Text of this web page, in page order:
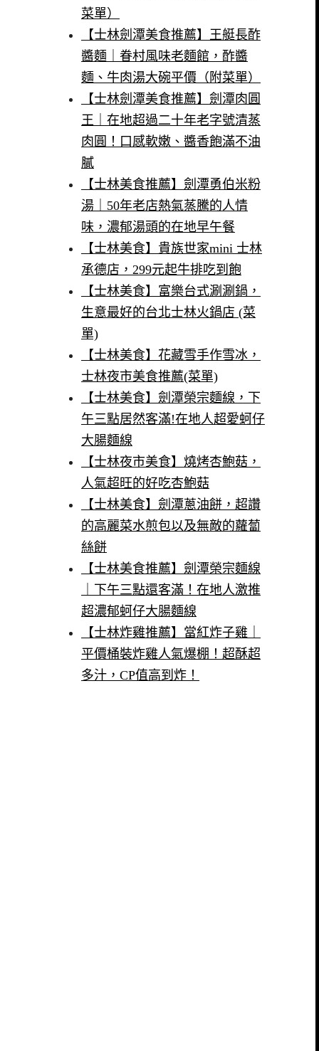
菜單）
【士林劍潭美食推薦】王艇長酢
醬麵｜眷村風味老麵館，酢醬
麵、牛肉湯大碗平價（附菜單）
【士林劍潭美食推薦】劍潭肉圓
王｜在地超過二十年老字號清蒸
肉圓！口感軟嫩、醬香飽滿不油
膩
【士林美食推薦】劍潭勇伯米粉
湯｜50年老店熱氣蒸騰的人情
味，濃郁湯頭的在地早午餐
【士林美食】貴族世家mini 士林
承德店，299元起牛排吃到飽
【士林美食】富樂台式涮涮鍋，
生意最好的台北士林火鍋店 (菜
單)
【士林美食】花藏雪手作雪冰，
士林夜市美食推薦(菜單)
【士林美食】劍潭榮宗麵線，下
午三點居然客滿!在地人超愛蚵仔
大腸麵線
【士林夜市美食】燒烤杏鮑菇，
人氣超旺的好吃杏鮑菇
【士林美食】劍潭蔥油餅，超讚
的高麗菜水煎包以及無敵的蘿蔔
絲餅
【士林美食推薦】劍潭榮宗麵線
｜下午三點還客滿！在地人激推
超濃郁蚵仔大腸麵線
【士林炸雞推薦】當紅炸子雞｜
平價桶裝炸雞人氣爆棚！超酥超
多汁，CP值高到炸！